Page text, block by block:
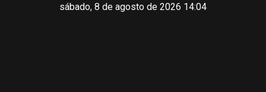
sábado, 8 de agosto de 2026 14:04